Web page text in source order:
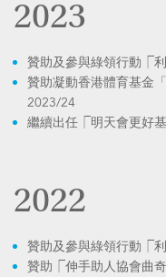
2023
贊助及參與綠領行動⎾
贊助凝動香港體育基金
2023/24
繼續出任⎾明天會更好
2022
贊助及參與綠領行動⎾
贊助⎾伸手助人協會曲